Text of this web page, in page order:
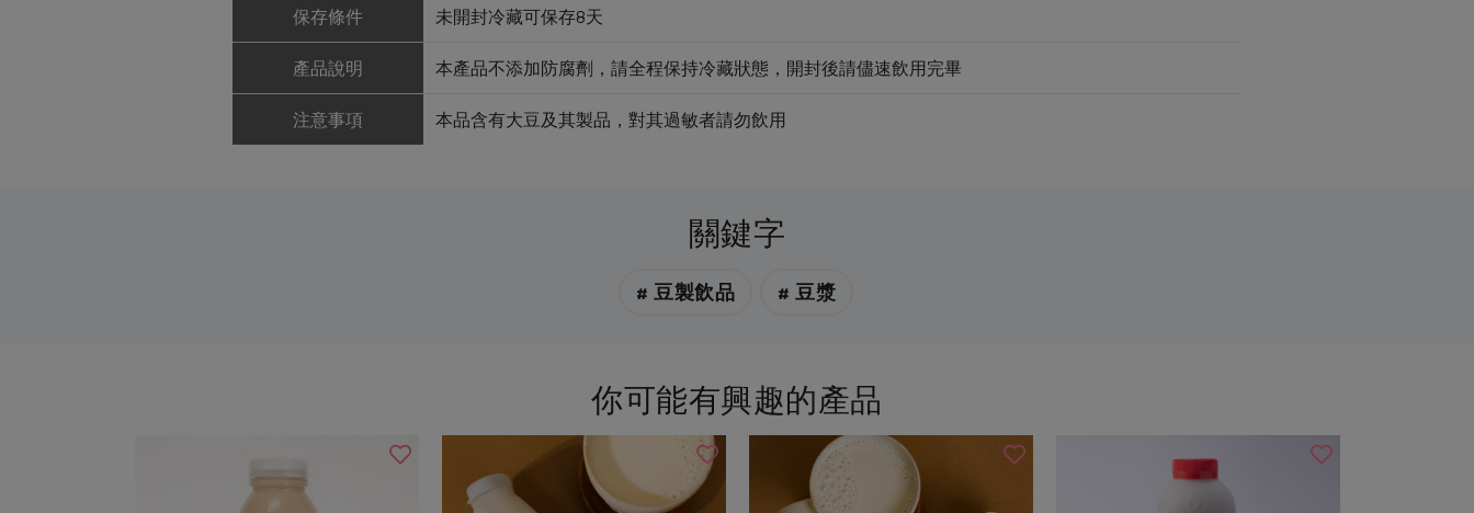
保存條件 未開封冷藏可保存8天
產品說明 本產品不添加防腐劑，請全程保持冷藏狀態，開封後請儘速飲用完畢
注意事項 本品含有大豆及其製品，對其過敏者請勿飲用
關鍵字
# 豆製飲品 # 豆漿
你可能有興趣的產品